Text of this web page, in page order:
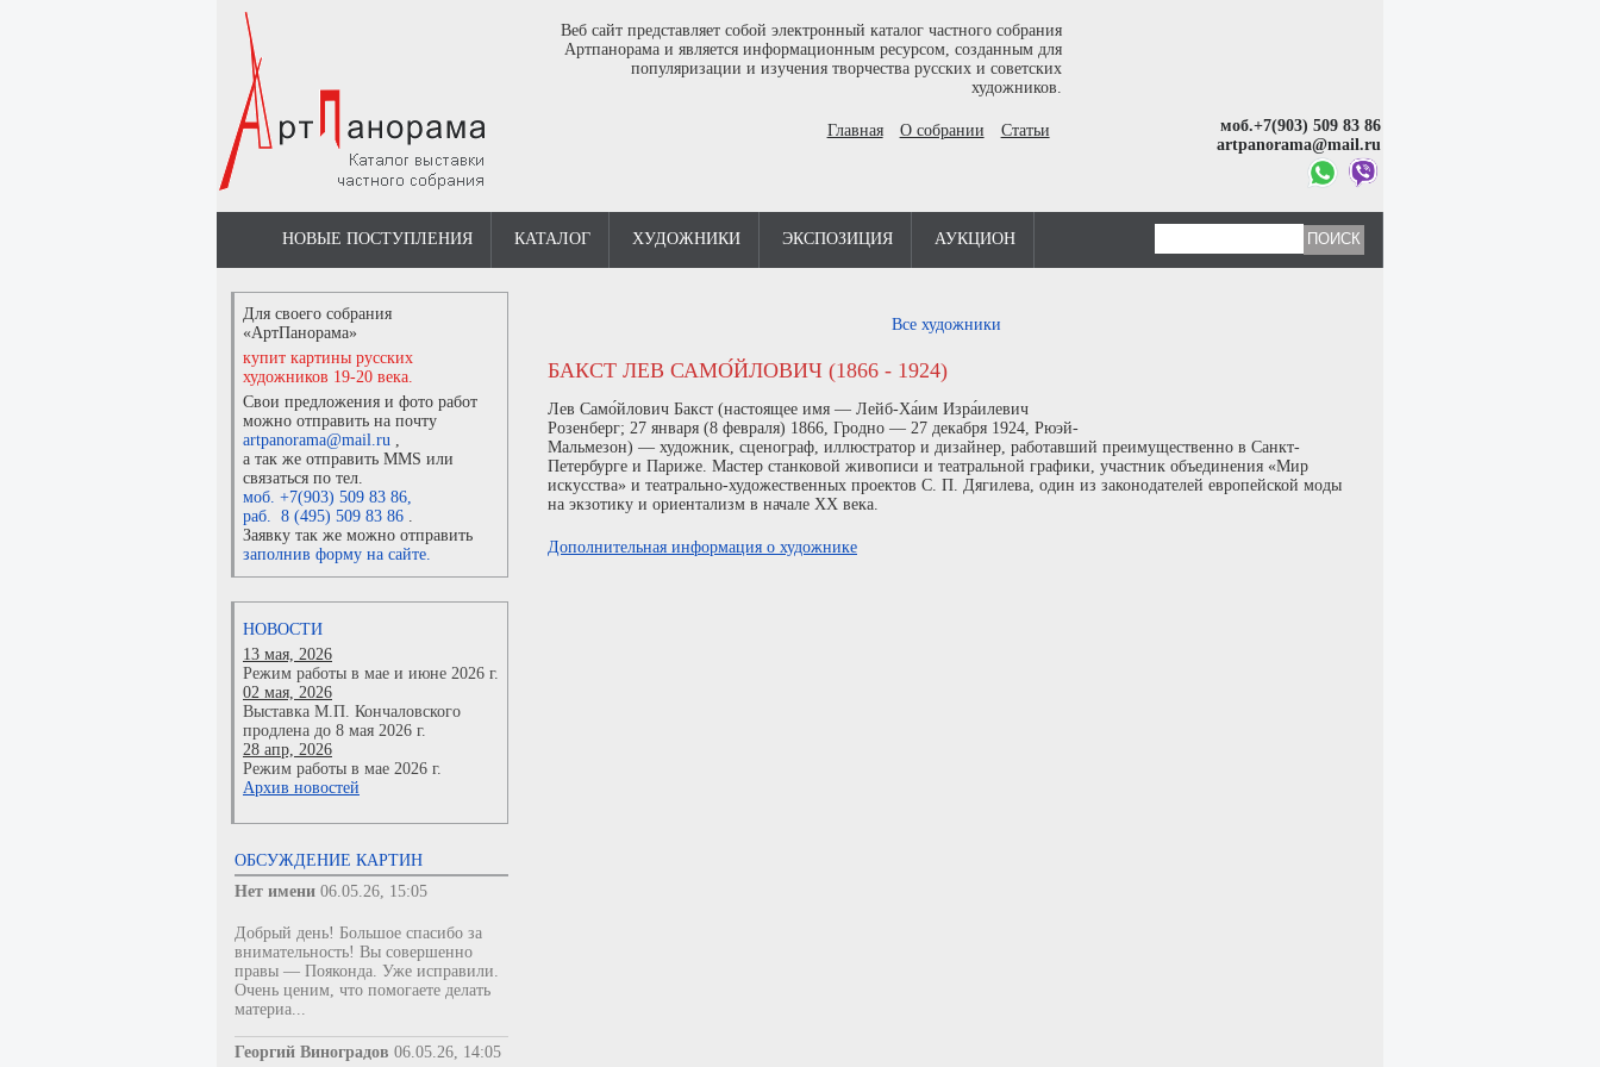
Веб сайт представляет собой электронный каталог частного собрания
Артпанорама и является информационным ресурсом, созданным для
популяризации и изучения творчества русских и советских
художников.
Главная О собрании Статьи
моб.+7(903) 509 83 86
artpanorama@mail.ru
НОВЫЕ ПОСТУПЛЕНИЯ КАТАЛОГ ХУДОЖНИКИ ЭКСПОЗИЦИЯ АУКЦИОН
Для своего собрания
«АртПанорама»
купит картины русских
художников 19-20 века.
Свои предложения и фото работ
можно отправить на почту
artpanorama@mail.ru ,
а так же отправить MMS или
связаться по тел.
моб. +7(903) 509 83 86,
раб. 8 (495) 509 83 86 .
Заявку так же можно отправить
заполнив форму на сайте.
НОВОСТИ
13 мая, 2026
Режим работы в мае и июне 2026 г.
02 мая, 2026
Выставка М.П. Кончаловского
продлена до 8 мая 2026 г.
28 апр, 2026
Режим работы в мае 2026 г.
Архив новостей
ОБСУЖДЕНИЕ КАРТИН
Нет имени 06.05.26, 15:05
Добрый день! Большое спасибо за
внимательность! Вы совершенно
правы — Пояконда. Уже исправили.
Очень ценим, что помогаете делать
материа...
Георгий Виноградов 06.05.26, 14:05
Все художники
БАКСТ ЛЕВ САМО́ЙЛОВИЧ (1866 - 1924)
Лев Само́йлович Бакст (настоящее имя — Лейб-Ха́им Изра́илевич
Розенберг; 27 января (8 февраля) 1866, Гродно — 27 декабря 1924, Рюэй-
Мальмезон) — художник, сценограф, иллюстратор и дизайнер, работавший преимущественно в Санкт-
Петербурге и Париже. Мастер станковой живописи и театральной графики, участник объединения «Мир
искусства» и театрально-художественных проектов С. П. Дягилева, один из законодателей европейской моды
на экзотику и ориентализм в начале XX века.
Дополнительная информация о художнике